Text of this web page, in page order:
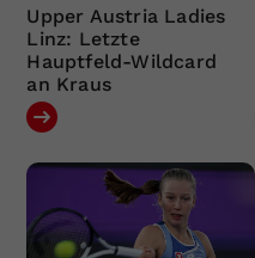
Upper Austria Ladies
Linz: Letzte
Hauptfeld-Wildcard
an Kraus